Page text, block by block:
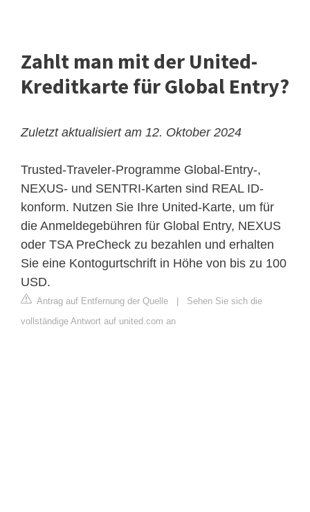
Zahlt man mit der United-
Kreditkarte für Global Entry?
Zuletzt aktualisiert am 12. Oktober 2024
Trusted-Traveler-Programme Global-Entry-,
NEXUS- und SENTRI-Karten sind REAL ID-
konform. Nutzen Sie Ihre United-Karte, um für
die Anmeldegebühren für Global Entry, NEXUS
oder TSA PreCheck zu bezahlen und erhalten
Sie eine Kontogurtschrift in Höhe von bis zu 100
USD.
Antrag auf Entfernung der Quelle
Sehen Sie sich die
vollständige Antwort auf united.com an